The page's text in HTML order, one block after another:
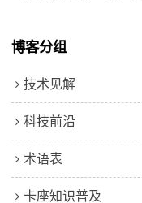
博客分组
技术见解
科技前沿
术语表
卡座知识普及